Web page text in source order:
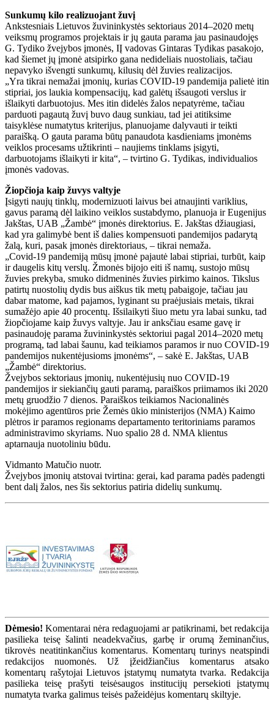
Sunkumų kilo realizuojant žuvį
Ankstesniais Lietuvos žuvininkystės sektoriaus 2014–2020 metų
veiksmų programos projektais ir jų gauta parama jau pasinaudojęs
G. Tydiko žvejybos įmonės, IĮ vadovas Gintaras Tydikas pasakojo,
kad šiemet jų įmonė atsipirko gana nedideliais nuostoliais, tačiau
nepavyko išvengti sunkumų, kilusių dėl žuvies realizacijos.
„Yra tikrai nemažai įmonių, kurias COVID-19 pandemija palietė itin
stipriai, jos laukia kompensacijų, kad galėtų išsaugoti verslus ir
išlaikyti darbuotojus. Mes itin didelės žalos nepatyrėme, tačiau
parduoti pagautą žuvį buvo daug sunkiau, tad jei atitiksime
taisyklėse numatytus kriterijus, planuojame dalyvauti ir teikti
paraišką. O gauta parama būtų panaudota kasdieniams įmonėms
veiklos procesams užtikrinti – naujiems tinklams įsigyti,
darbuotojams išlaikyti ir kita“, – tvirtino G. Tydikas, individualios
įmonės vadovas.
Žiopčioja kaip žuvys valtyje
Įsigyti naujų tinklų, modernizuoti laivus bei atnaujinti variklius,
gavus paramą dėl laikino veiklos sustabdymo, planuoja ir Eugenijus
Jakštas, UAB „Žambė“ įmonės direktorius. E. Jakštas džiaugiasi,
kad yra galimybė bent iš dalies kompensuoti pandemijos padarytą
žalą, kuri, pasak įmonės direktoriaus, – tikrai nemaža.
„Covid-19 pandemiją mūsų įmonė pajautė labai stipriai, turbūt, kaip
ir daugelis kitų verslų. Žmonės bijojo eiti iš namų, sustojo mūsų
žuvies prekyba, smuko didmeninės žuvies pirkimo kainos. Tikslus
patirtų nuostolių dydis bus aiškus tik metų pabaigoje, tačiau jau
dabar matome, kad pajamos, lyginant su praėjusiais metais, tikrai
sumažėjo apie 40 procentų. Išsilaikyti šiuo metu yra labai sunku, tad
žiopčiojame kaip žuvys valtyje. Jau ir anksčiau esame gavę ir
pasinaudoję parama žuvininkystės sektoriui pagal 2014–2020 metų
programą, tad labai šaunu, kad teikiamos paramos ir nuo COVID-19
pandemijos nukentėjusioms įmonėms“, – sakė E. Jakštas, UAB
„Žambė“ direktorius.
Žvejybos sektoriaus įmonių, nukentėjusių nuo COVID-19
pandemijos ir siekiančių gauti paramą, paraiškos priimamos iki 2020
metų gruodžio 7 dienos. Paraiškos teikiamos Nacionalinės
mokėjimo agentūros prie Žemės ūkio ministerijos (NMA) Kaimo
plėtros ir paramos regionams departamento teritoriniams paramos
administravimo skyriams. Nuo spalio 28 d. NMA klientus
aptarnauja nuotoliniu būdu.
Vidmanto Matučio nuotr.
Žvejybos įmonių atstovai tvirtina: gerai, kad parama padės padengti
bent dalį žalos, nes šis sektorius patiria didelių sunkumų.
Dėmesio! Komentarai nėra redaguojami ar patikrinami, bet redakcija
pasilieka teisę šalinti neadekvačius, garbę ir orumą žeminančius,
tikrovės neatitinkančius komentarus. Komentarų turinys neatspindi
redakcijos nuomonės. Už įžeidžiančius komentarus atsako
komentarų rašytojai Lietuvos įstatymų numatyta tvarka. Redakcija
pasilieka teisę prašyti teisėsaugos institucijų persekioti įstatymų
numatyta tvarka galimus teisės pažeidėjus komentarų skiltyje.